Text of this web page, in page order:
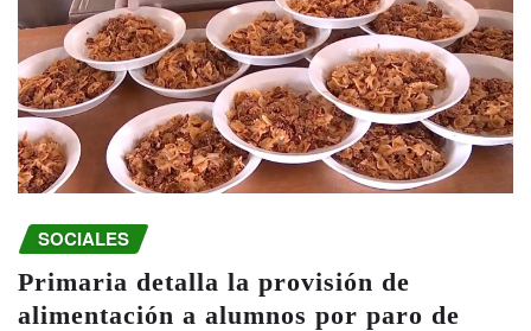
SOCIALES
Primaria detalla la provisión de
alimentación a alumnos por paro de